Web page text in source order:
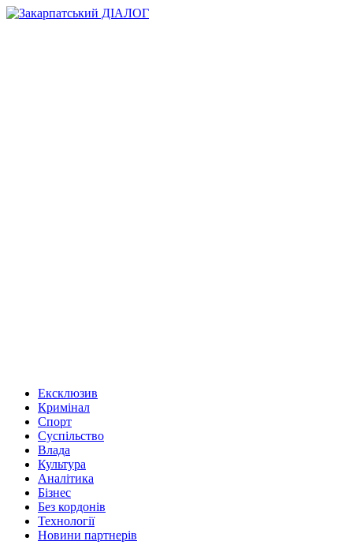
Ексклюзив
Кримінал
Спорт
Суспільство
Влада
Культура
Аналітика
Бізнес
Без кордонів
Технології
Новини партнерів